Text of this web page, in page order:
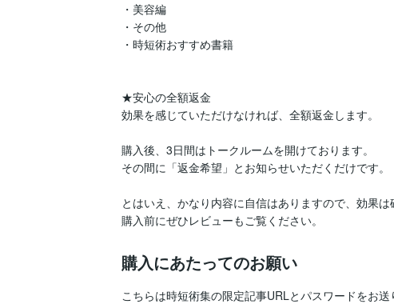
・美容編
・その他
・時短術おすすめ書籍
★安心の全額返金
効果を感じていただけなければ、全額返金します。
購入後、3日間はトークルームを開けております。
その間に「返金希望」とお知らせいただくだけです。
とはいえ、かなり内容に自信はありますので、効果は
購入前にぜひレビューもご覧ください。
購入にあたってのお願い
こちらは時短術集の限定記事URLとパスワードをお送